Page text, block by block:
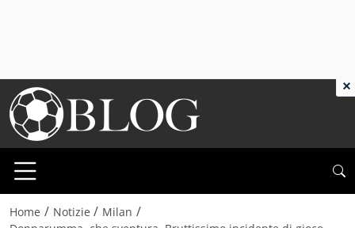
Home / Notizie / Milan /
×